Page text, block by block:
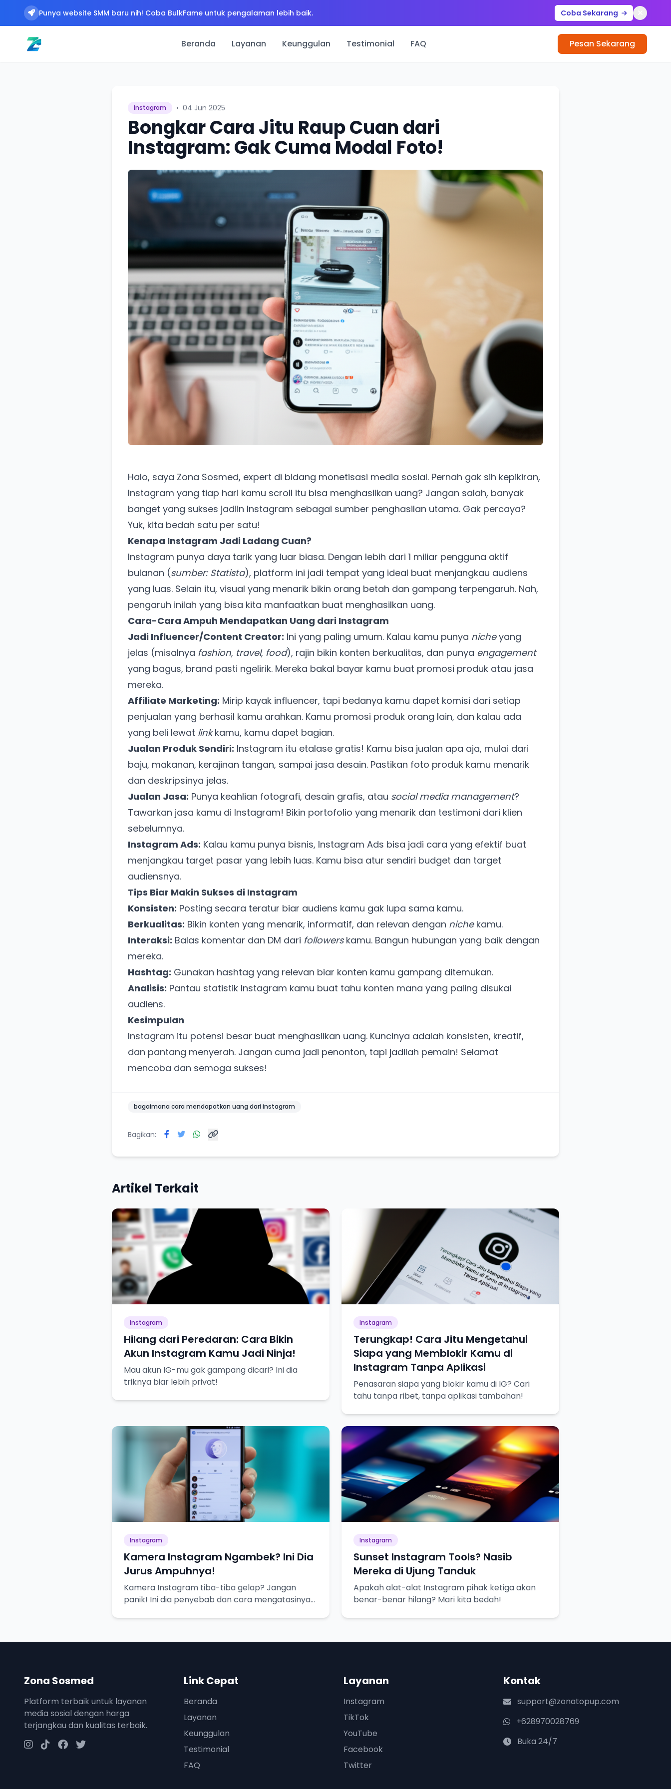
Punya website SMM baru nih! Coba BulkFame untuk pengalaman lebih baik. Coba Sekarang
Beranda Layanan Keunggulan Testimonial FAQ Pesan Sekarang
Instagram • 04 Jun 2025
Bongkar Cara Jitu Raup Cuan dari
Instagram: Gak Cuma Modal Foto!
Halo, saya Zona Sosmed, expert di bidang monetisasi media sosial. Pernah gak sih kepikiran,
Instagram yang tiap hari kamu scroll itu bisa menghasilkan uang? Jangan salah, banyak
banget yang sukses jadiin Instagram sebagai sumber penghasilan utama. Gak percaya?
Yuk, kita bedah satu per satu!
Kenapa Instagram Jadi Ladang Cuan?
Instagram punya daya tarik yang luar biasa. Dengan lebih dari 1 miliar pengguna aktif
bulanan (sumber: Statista), platform ini jadi tempat yang ideal buat menjangkau audiens
yang luas. Selain itu, visual yang menarik bikin orang betah dan gampang terpengaruh. Nah,
pengaruh inilah yang bisa kita manfaatkan buat menghasilkan uang.
Cara-Cara Ampuh Mendapatkan Uang dari Instagram
Jadi Influencer/Content Creator: Ini yang paling umum. Kalau kamu punya nicheyang
jelas (misalnya fashion, travel, food), rajin bikin konten berkualitas, dan punya engagement
yang bagus, brand pasti ngelirik. Mereka bakal bayar kamu buat promosi produk atau jasa
mereka.
Affiliate Marketing: Mirip kayak influencer, tapi bedanya kamu dapet komisi dari setiap
penjualan yang berhasil kamu arahkan. Kamu promosi produk orang lain, dan kalau ada
yang beli lewat linkkamu, kamu dapet bagian.
Jualan Produk Sendiri: Instagram itu etalase gratis! Kamu bisa jualan apa aja, mulai dari
baju, makanan, kerajinan tangan, sampai jasa desain. Pastikan foto produk kamu menarik
dan deskripsinya jelas.
Jualan Jasa: Punya keahlian fotografi, desain grafis, atau social media management?
Tawarkan jasa kamu di Instagram! Bikin portofolio yang menarik dan testimoni dari klien
sebelumnya.
Instagram Ads: Kalau kamu punya bisnis, Instagram Ads bisa jadi cara yang efektif buat
menjangkau target pasar yang lebih luas. Kamu bisa atur sendiri budget dan target
audiensnya.
Tips Biar Makin Sukses di Instagram
Konsisten: Posting secara teratur biar audiens kamu gak lupa sama kamu.
Berkualitas: Bikin konten yang menarik, informatif, dan relevan dengan nichekamu.
Interaksi: Balas komentar dan DM dari followerskamu. Bangun hubungan yang baik dengan
mereka.
Hashtag: Gunakan hashtag yang relevan biar konten kamu gampang ditemukan.
Analisis: Pantau statistik Instagram kamu buat tahu konten mana yang paling disukai
audiens.
Kesimpulan
Instagram itu potensi besar buat menghasilkan uang. Kuncinya adalah konsisten, kreatif,
dan pantang menyerah. Jangan cuma jadi penonton, tapi jadilah pemain! Selamat
mencoba dan semoga sukses!
bagaimana cara mendapatkan uang dari instagram
Bagikan:
Artikel Terkait
Instagram
Hilang dari Peredaran: Cara Bikin
Akun Instagram Kamu Jadi Ninja!
Mau akun IG-mu gak gampang dicari? Ini dia
triknya biar lebih privat!
Instagram
Terungkap! Cara Jitu Mengetahui
Siapa yang Memblokir Kamu di
Instagram Tanpa Aplikasi
Penasaran siapa yang blokir kamu di IG? Cari
tahu tanpa ribet, tanpa aplikasi tambahan!
Instagram
Kamera Instagram Ngambek? Ini Dia
Jurus Ampuhnya!
Kamera Instagram tiba-tiba gelap? Jangan
panik! Ini dia penyebab dan cara mengatasinya
Instagram
Sunset Instagram Tools? Nasib
Mereka di Ujung Tanduk
Apakah alat-alat Instagram pihak ketiga akan
benar-benar hilang? Mari kita bedah!
Zona Sosmed
Platform terbaik untuk layanan
media sosial dengan harga
terjangkau dan kualitas terbaik.
Link Cepat
Beranda
Layanan
Keunggulan
Testimonial
FAQ
Layanan
Instagram
TikTok
YouTube
Facebook
Twitter
Kontak
support@zonatopup.com
+628970028769
Buka 24/7
Khusus untuk kamu yang mau coba
Punya website SMM baru nih! Coba BulkFame
untuk pengalaman lebih baik.
Zona Sosmed kapan saja.
Coba BulkFame